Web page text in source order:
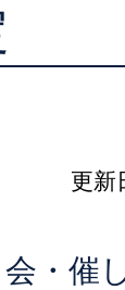
ランキング
更新
・催